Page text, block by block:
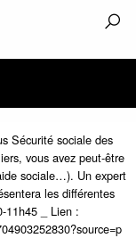
Sécurité sociale des
vous avez peut-être
sociale…). Un expert
les différentes
11h45 _ Lien :